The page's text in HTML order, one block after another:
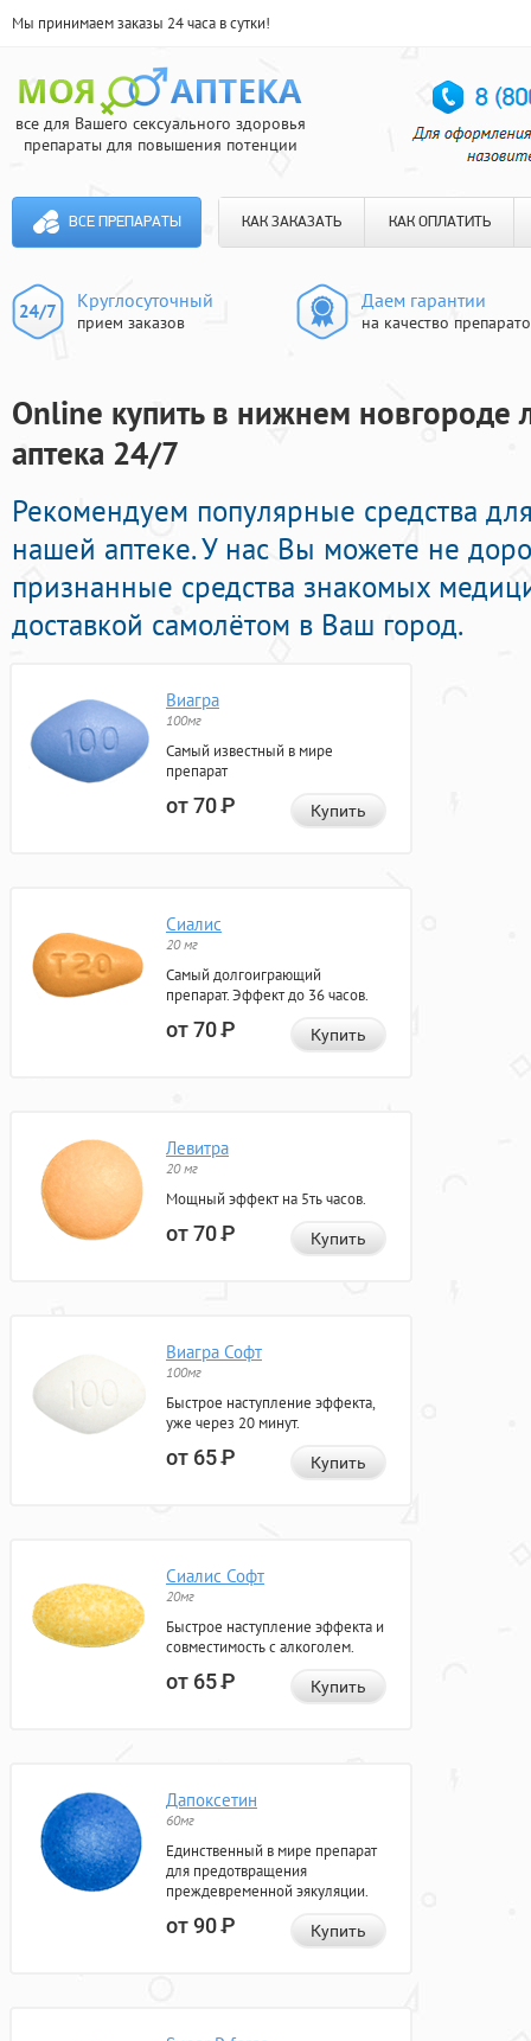
Мы принимаем заказы 24 часа в сутки!
все для Вашего сексуального здоровья
препараты для повышения потенции
ВСЕ ПРЕПАРАТЫ КАК ЗАКАЗАТЬ КАК ОПЛАТИТЬ
Круглосуточный
прием заказов
Даем гарантии
на качество
Online купить в нижнем новгороде
аптека 24/7
Рекомендуем популярные средства
нашей аптеке. У нас Вы можете не
признанные средства знакомых
доставкой самолётом в Ваш город.
Виагра
100мг
Самый известный в мире
препарат
от 70Р Купить
Сиалис
20 мг
Самый долгоиграющий
препарат. Эффект до 36 часов.
от 70Р Купить
Левитра
20 мг
Мощный эффект на 5ть часов.
от 70Р Купить
Виагра Софт
100мг
Быстрое наступление эффекта,
уже через 20 минут.
от 65Р Купить
Сиалис Софт
20мг
Быстрое наступление эффекта и
совместимость с алкоголем.
от 65Р Купить
Дапоксетин
60мг
Единственный в мире препарат
для предотвращения
преждевременной эякуляции.
от 90Р Купить